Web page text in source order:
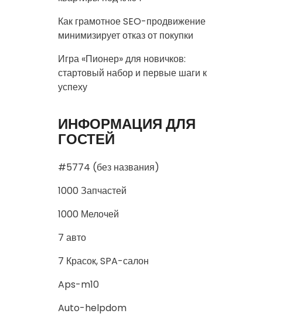
Как грамотное SEO-продвижение
минимизирует отказ от покупки
Игра «Пионер» для новичков:
стартовый набор и первые шаги к
успеху
ИНФОРМАЦИЯ ДЛЯ
ГОСТЕЙ
#5774 (без названия)
1000 Запчастей
1000 Мелочей
7 авто
7 Красок, SPA-салон
Aps-m10
Auto-helpdom